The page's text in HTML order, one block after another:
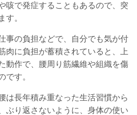
咳で発症することもあるので、突
す。
事の負担などで、自分でも気が付
肉に負担が蓄積されていると、上
動作で、腰周り筋繊維や組織を傷
です。
は長年積み重なった生活習慣から
ぶり返さないように、身体の使い